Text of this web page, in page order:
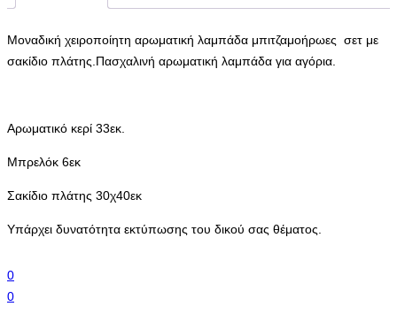
Μοναδική χειροποίητη αρωματική λαμπάδα μπιτζαμοήρωες σετ με
σακίδιο πλάτης.Πασχαλινή αρωματική λαμπάδα για αγόρια.
Αρωματικό κερί 33εκ.
Μπρελόκ 6εκ
Σακίδιο πλάτης 30χ40εκ
Υπάρχει δυνατότητα εκτύπωσης του δικού σας θέματος.
0
0